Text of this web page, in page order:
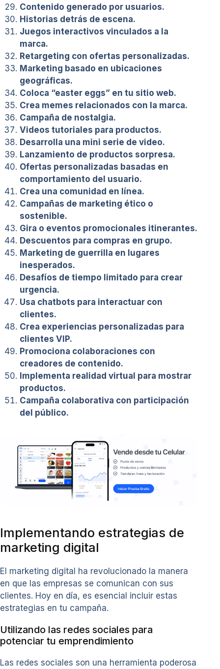
Contenido generado por usuarios.
Historias detrás de escena.
Juegos interactivos vinculados a la
marca.
Retargeting con ofertas personalizadas.
Marketing basado en ubicaciones
geográficas.
Coloca “easter eggs” en tu sitio web.
Crea memes relacionados con la marca.
Campaña de nostalgia.
Videos tutoriales para productos.
Desarrolla una mini serie de video.
Lanzamiento de productos sorpresa.
Ofertas personalizadas basadas en
comportamiento del usuario.
Crea una comunidad en línea.
Campañas de marketing ético o
sostenible.
Gira o eventos promocionales itinerantes.
Descuentos para compras en grupo.
Marketing de guerrilla en lugares
inesperados.
Desafíos de tiempo limitado para crear
urgencia.
Usa chatbots para interactuar con
clientes.
Crea experiencias personalizadas para
clientes VIP.
Promociona colaboraciones con
creadores de contenido.
Implementa realidad virtual para mostrar
productos.
Campaña colaborativa con participación
del público.
Implementando estrategias de
marketing digital
El marketing digital ha revolucionado la manera
en que las empresas se comunican con sus
clientes. Hoy en día, es esencial incluir estas
estrategias en tu campaña.
Utilizando las redes sociales para
potenciar tu emprendimiento
Las redes sociales son una herramienta poderosa